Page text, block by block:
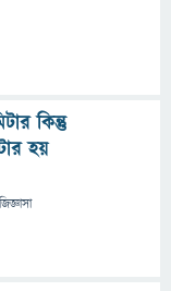
কিন্তু
হয়
জিজ্ঞাসা